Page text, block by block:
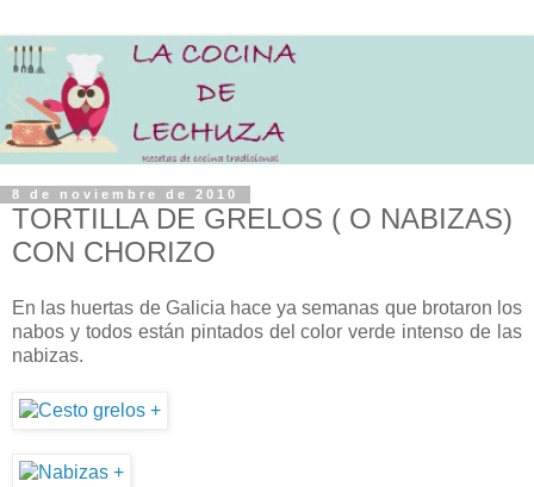
8 de noviembre de 2010
TORTILLA DE GRELOS ( O NABIZAS)
CON CHORIZO
En las huertas de Galicia hace ya semanas que brotaron los
nabos y todos están pintados del color verde intenso de las
nabizas.